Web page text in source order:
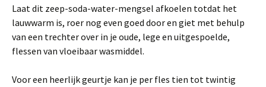
Laat dit zeep-soda-water-mengsel afkoelen totdat het
lauwwarm is, roer nog even goed door en giet met behulp
van een trechter over in je oude, lege en uitgespoelde,
flessen van vloeibaar wasmiddel.
Voor een heerlijk geurtje kan je per fles tien tot twintig